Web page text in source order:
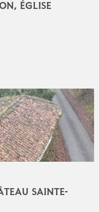
ÉGLISE
SAINTE-